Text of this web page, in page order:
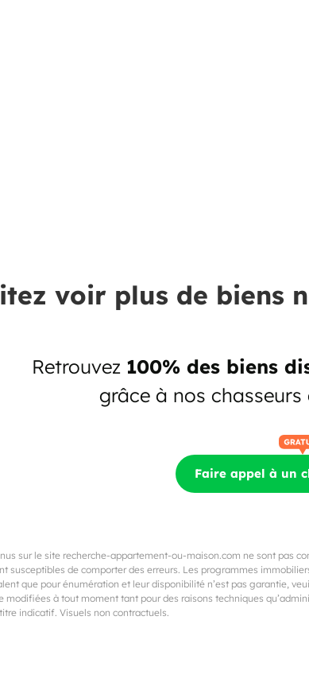
voir plus de biens
Retrouvez 100% des biens
grâce à nos
Faire appel à un
sur le site recherche-appartement-ou-maison.com ne sont pas
susceptibles de comporter des erreurs. Les programmes
que pour énumération et leur disponibilité n’est pas garantie,
modifiées à tout moment tant pour des raisons techniques
indicatif. Visuels non contractuels.